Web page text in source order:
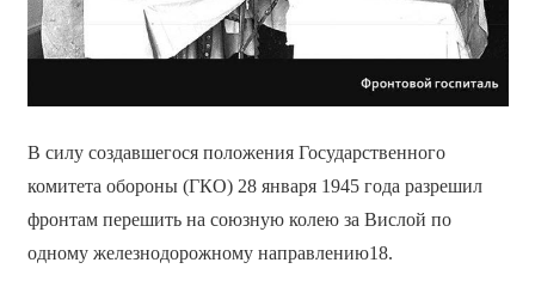
В силу создавшегося положения Государственного
комитета обороны (ГКО) 28 января 1945 года разрешил
фронтам перешить на союзную колею за Вислой по
одному железнодорожному направлению18.